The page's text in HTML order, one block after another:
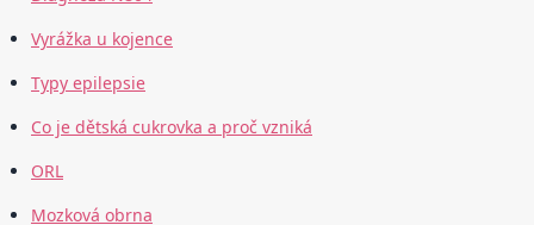
Vyrážka u kojence
Typy epilepsie
Co je dětská cukrovka a proč vzniká
ORL
Mozková obrna